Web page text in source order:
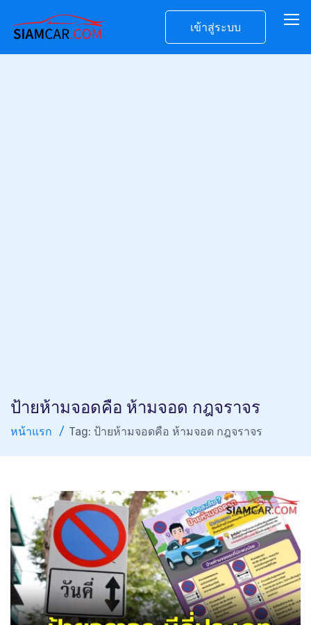
เข้าสู่ระบบ
ป้ายห้ามจอดคือ ห้ามจอด กฎจราจร
หน้าแรก Tag: ป้ายห้ามจอดคือ ห้ามจอด กฎจราจร